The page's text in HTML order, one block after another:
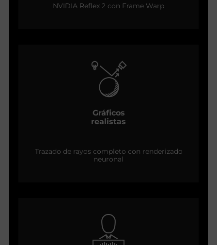
NVIDIA Reflex 2 con Frame Warp
Gráficos
realistas
Trazado de rayos completo con renderizado
neuronal